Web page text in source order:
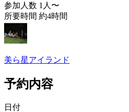
参加人数 1人〜
所要時間 約4時間
美ら星アイランド
予約内容
日付